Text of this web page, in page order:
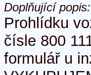
Doplňující popis:
Prohlídku
čísle 800
formulář u